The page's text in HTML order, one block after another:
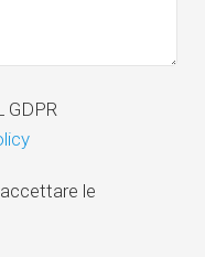
GDPR
le